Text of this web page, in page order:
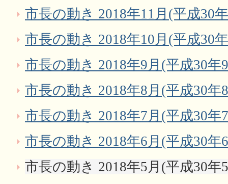
市長の動き 2018年11月(平成30
市長の動き 2018年10月(平成30
市長の動き 2018年9月(平成30年
市長の動き 2018年8月(平成30年
市長の動き 2018年7月(平成30年
市長の動き 2018年6月(平成30年
市長の動き 2018年5月(平成30年